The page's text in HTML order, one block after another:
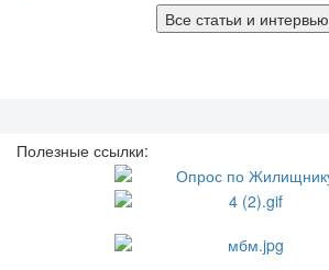
Все статьи и интервью
Полезные ссылки: